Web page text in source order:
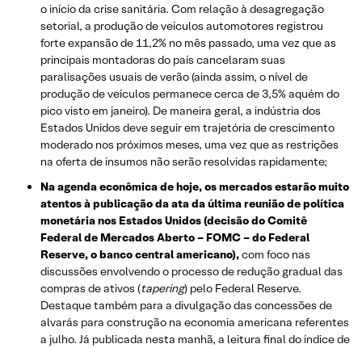
o início da crise sanitária. Com relação à desagregação
setorial, a produção de veículos automotores registrou
forte expansão de 11,2% no mês passado, uma vez que as
principais montadoras do país cancelaram suas
paralisações usuais de verão (ainda assim, o nível de
produção de veículos permanece cerca de 3,5% aquém do
pico visto em janeiro). De maneira geral, a indústria dos
Estados Unidos deve seguir em trajetória de crescimento
moderado nos próximos meses, uma vez que as restrições
na oferta de insumos não serão resolvidas rapidamente;
Na agenda econômica de hoje, os mercados estarão muito
atentos à publicação da ata da última reunião de política
monetária nos Estados Unidos (decisão do Comitê
Federal de Mercados Aberto – FOMC – do Federal
Reserve, o banco central americano),com foco nas
discussões envolvendo o processo de redução gradual das
compras de ativos (tapering) pelo Federal Reserve.
Destaque também para a divulgação das concessões de
alvarás para construção na economia americana referentes
a julho. Já publicada nesta manhã, a leitura final do índice de